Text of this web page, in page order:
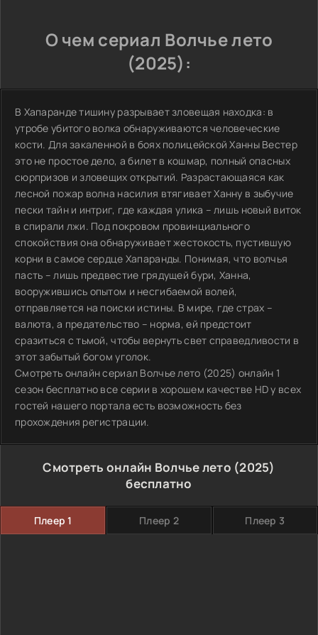
О чем сериал Волчье лето
(2025):
В Хапаранде тишину разрывает зловещая находка: в
утробе убитого волка обнаруживаются человеческие
кости. Для закаленной в боях полицейской Ханны Вестер
это не простое дело, а билет в кошмар, полный опасных
сюрпризов и зловещих открытий. Разрастающаяся как
лесной пожар волна насилия втягивает Ханну в зыбучие
пески тайн и интриг, где каждая улика – лишь новый виток
в спирали лжи. Под покровом провинциального
спокойствия она обнаруживает жестокость, пустившую
корни в самое сердце Хапаранды. Понимая, что волчья
пасть – лишь предвестие грядущей бури, Ханна,
вооружившись опытом и несгибаемой волей,
отправляется на поиски истины. В мире, где страх –
валюта, а предательство – норма, ей предстоит
сразиться с тьмой, чтобы вернуть свет справедливости в
этот забытый богом уголок.
Смотреть онлайн сериал Волчье лето (2025) онлайн 1
сезон бесплатно все серии в хорошем качестве HD у всех
гостей нашего портала есть возможность без
прохождения регистрации.
Смотреть онлайн Волчье лето (2025)
бесплатно
Плеер 1 Плеер 2 Плеер 3